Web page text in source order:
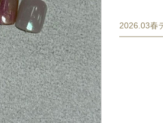
2026.03春